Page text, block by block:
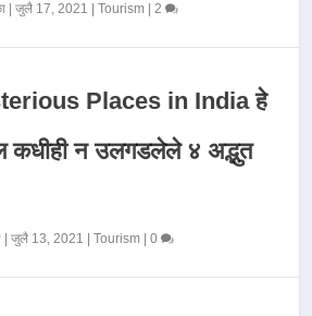
|जुलै 17, 2021 |Tourism |2
Places in India हे
कधीही न उलगडलेले ४ अद्भुत
|जुलै 13, 2021 |Tourism |0